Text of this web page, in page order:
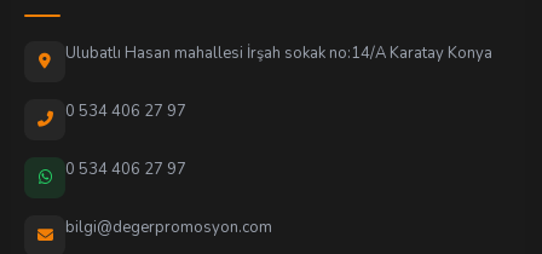
Ulubatlı Hasan mahallesi İrşah sokak no:14/A Karatay Konya
0 534 406 27 97
0 534 406 27 97
bilgi@degerpromosyon.com